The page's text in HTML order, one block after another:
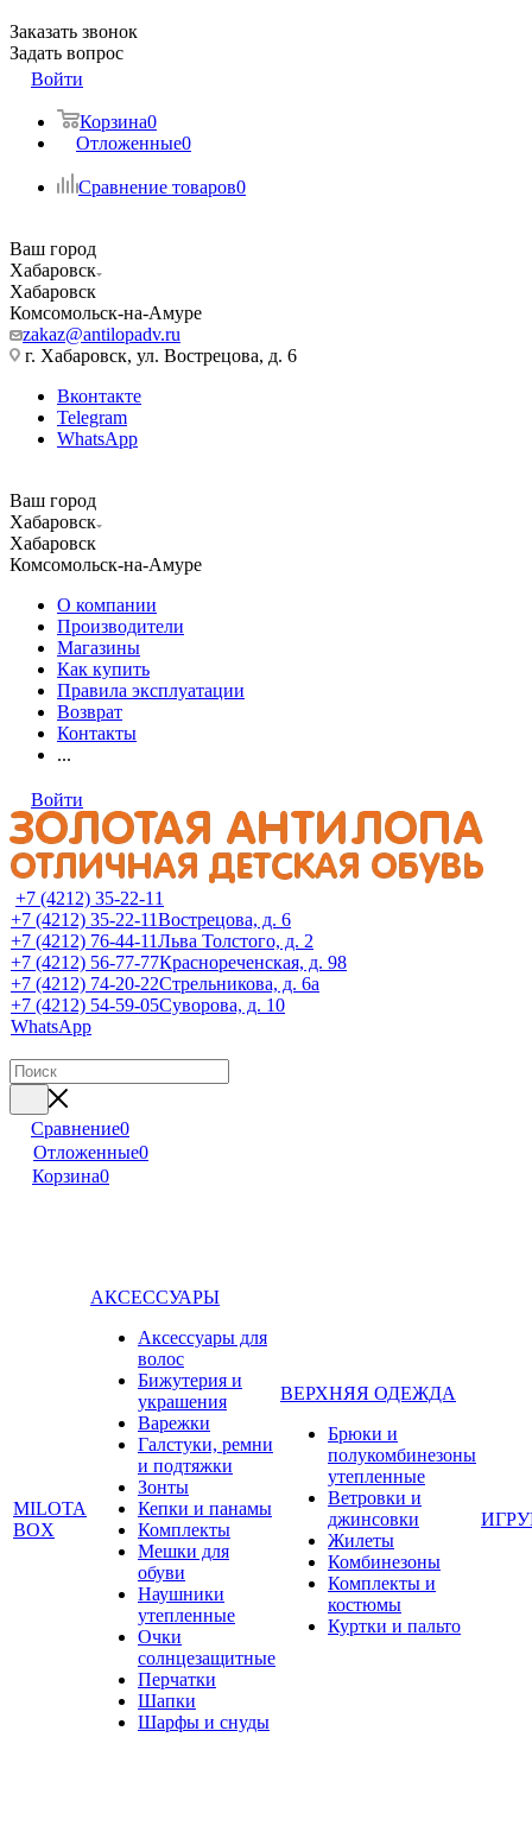
Заказать звонок
Задать вопрос
Войти
Корзина0
Отложенные0
Сравнение товаров0
Ваш город
Хабаровск
Хабаровск
Комсомольск-на-Амуре
zakaz@antilopadv.ru
г. Хабаровск, ул. Вострецова, д. 6
Вконтакте
Telegram
WhatsApp
Ваш город
Хабаровск
Хабаровск
Комсомольск-на-Амуре
О компании
Производители
Магазины
Как купить
Правила эксплуатации
Возврат
Контакты
...
Войти
+7 (4212) 35-22-11
+7 (4212) 35-22-11Вострецова, д. 6
+7 (4212) 76-44-11Льва Толстого, д. 2
+7 (4212) 56-77-77Краснореченская, д. 98
+7 (4212) 74-20-22Стрельникова, д. 6а
+7 (4212) 54-59-05Суворова, д. 10
WhatsApp
Сравнение0
Отложенные0
Корзина0
MILOTA
BOX
АКСЕССУАРЫ
Аксессуары для
волос
Бижутерия и
украшения
Варежки
Галстуки, ремни
и подтяжки
Зонты
Кепки и панамы
Комплекты
Мешки для
обуви
Наушники
утепленные
Очки
солнцезащитные
Перчатки
Шапки
Шарфы и снуды
ВЕРХНЯЯ ОДЕЖДА
Брюки и
полукомбинезоны
утепленные
Ветровки и
джинсовки
Жилеты
Комбинезоны
Комплекты и
костюмы
Куртки и пальто